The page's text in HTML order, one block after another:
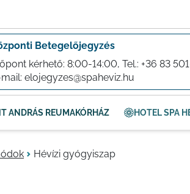
Betegelőjegyzés
kérhető: 8:00-14:00, Tel.:+36 83
mail:elojegyzes@spaheviz.hu
ANDRÁS REUMAKÓRHÁZ HOTEL SPA
Hévízi gyógyiszap